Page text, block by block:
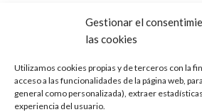
Gestionar el
las cookies
Utilizamos cookies propias y de terceros con la
acceso a las funcionalidades de la página web,
general como personalizada), extraer
experiencia del usuario.
Copyright 2014-2025
Política de privacidad Aviso legal |